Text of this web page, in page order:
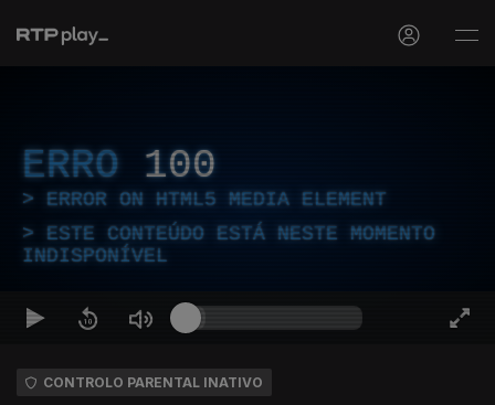
ERRO 100
ERROR ON HTML5 MEDIA ELEMENT
ESTE CONTEÚDO ESTÁ NESTE MOMENTO
INDISPONÍVEL
CONTROLO PARENTAL INATIVO